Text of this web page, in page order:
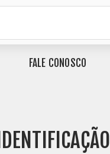
FALE CONOSCO
IDENTIFICAÇÃO